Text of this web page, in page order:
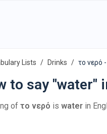
Lists Drinks το νερό
to say "water"
of το νερό is water in